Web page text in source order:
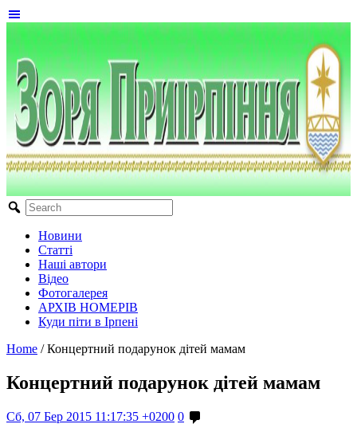
Новини
Статті
Наші автори
Відео
Фотогалерея
АРХІВ НОМЕРІВ
Куди піти в Ірпені
Home / Концертний подарунок дітей мамам
Концертний подарунок дітей мамам
Сб, 07 Бер 2015 11:17:35 +0200 0